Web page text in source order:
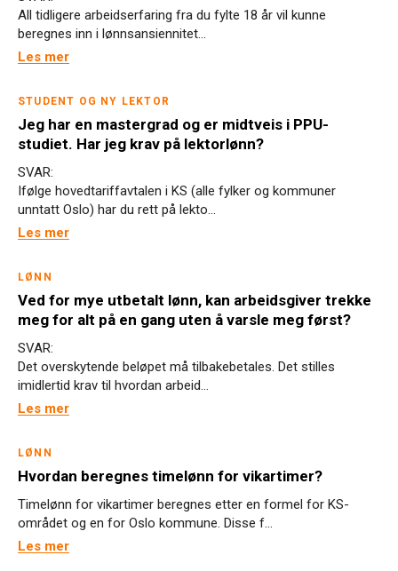
All tidligere arbeidserfaring fra du fylte 18 år vil kunne
beregnes inn i lønnsansiennitet...
Les mer
STUDENT OG NY LEKTOR
Jeg har en mastergrad og er midtveis i PPU-
studiet. Har jeg krav på lektorlønn?
SVAR:
Ifølge hovedtariffavtalen i KS (alle fylker og kommuner
unntatt Oslo) har du rett på lekto...
Les mer
LØNN
Ved for mye utbetalt lønn, kan arbeidsgiver trekke
meg for alt på en gang uten å varsle meg først?
SVAR:
Det overskytende beløpet må tilbakebetales. Det stilles
imidlertid krav til hvordan arbeid...
Les mer
LØNN
Hvordan beregnes timelønn for vikartimer?
Timelønn for vikartimer beregnes etter en formel for KS-
området og en for Oslo kommune. Disse f...
Les mer